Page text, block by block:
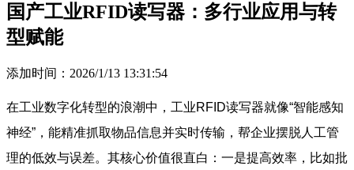
国产工业RFID读写器：多行业应用与转
型赋能
添加时间：2026/1/13 13:31:54
在工业数字化转型的浪潮中，工业RFID读写器就像“智能感知
神经”，能精准抓取物品信息并实时传输，帮企业摆脱人工管
理的低效与误差。其核心价值很直白：一是提高效率，比如批